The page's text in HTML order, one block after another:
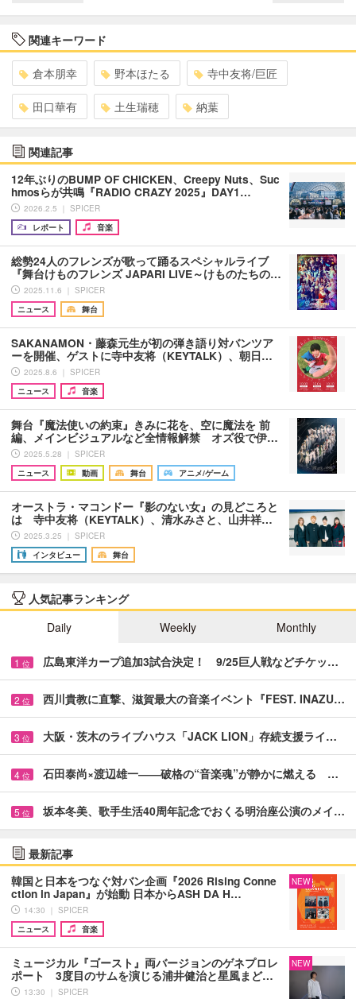
関連キーワード
倉本朋幸 野本ほたる 寺中友将/巨匠
田口華有 土生瑞穂 納葉
関連記事
12年ぶりのBUMP OF CHICKEN、Creepy Nuts、Suc
hmosらが共鳴『RADIO CRAZY 2025』DAY1…
2026.2.5 ｜ SPICER
レポート
音楽
総勢24人のフレンズが歌って踊るスペシャルライブ
『舞台けものフレンズ JAPARI LIVE～けものたちの…
2025.11.6 ｜ SPICER
ニュース
舞台
SAKANAMON・藤森元生が初の弾き語り対バンツア
ーを開催、ゲストに寺中友将（KEYTALK）、朝日…
2025.8.6 ｜ SPICER
ニュース
音楽
舞台『魔法使いの約束』きみに花を、空に魔法を 前
編、メインビジュアルなど全情報解禁 オズ役で伊…
2025.5.28 ｜ SPICER
ニュース
動画 舞台 アニメ/ゲーム
オーストラ・マコンドー『影のない女』の見どころと
は 寺中友将（KEYTALK）、清水みさと、山井祥…
2025.3.25 ｜ SPICER
インタビュー
舞台
人気記事ランキング
Daily
Weekly Monthly
1 位 広島東洋カープ追加3試合決定！ 9/25巨人戦などチケッ…
2 位 西川貴教に直撃、滋賀最大の音楽イベント『FEST. INAZU…
3 位 大阪・茨木のライブハウス「JACK LION」存続支援ライ…
4 位 石田泰尚×渡辺雄一――破格の“音楽魂”が静かに燃える …
5 位 坂本冬美、歌手生活40周年記念でおくる明治座公演のメイ…
最新記事
韓国と日本をつなぐ対バン企画『2026 Rising Conne
ction in Japan』が始動 日本からASH DA H…
14:30 ｜ SPICER
ニュース
音楽
NEW
ミュージカル『ゴースト』両バージョンのゲネプロレ
ポート 3度目のサムを演じる浦井健治と星風まど…
13:30 ｜ SPICER
NEW